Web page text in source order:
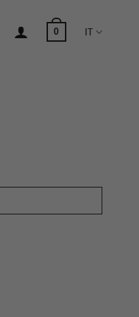
0 IT